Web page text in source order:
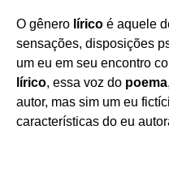
O gênero lírico é aquele
sensações, disposições
um eu em seu encontro
lírico, essa voz do poema
autor, mas sim um eu
características do eu